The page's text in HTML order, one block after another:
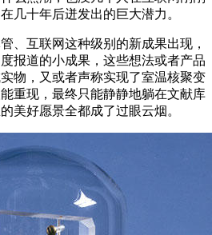
几十年后迸发出的巨大潜力。
互联网这种级别的新成果出现，
报道的小成果，这些想法或者产品
物，又或者声称实现了室温核聚变
重现，最终只能静静地躺在文献库
美好愿景全都成了过眼云烟。